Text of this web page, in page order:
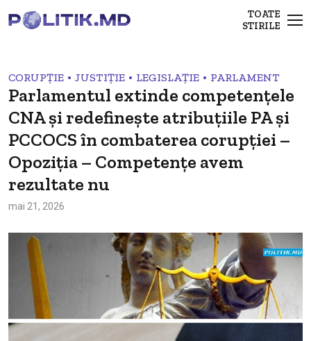
TOATE
STIRILE
CORUPȚIE • JUSTIȚIE • LEGISLAȚIE • PARLAMENT
Parlamentul extinde competențele
CNA și redefinește atribuțiile PA și
PCCOCS în combaterea corupției –
Opoziția – Competențe avem
rezultate nu
mai 21, 2026